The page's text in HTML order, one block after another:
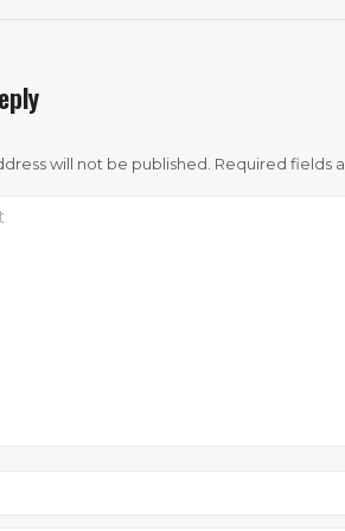
will not be published. Required fields